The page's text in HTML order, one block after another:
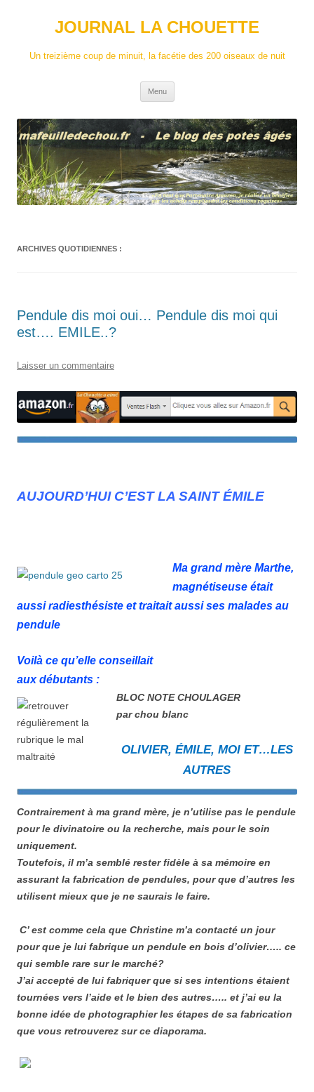
JOURNAL LA CHOUETTE
Un treizième coup de minuit, la facétie des 200 oiseaux de nuit
Menu
ARCHIVES QUOTIDIENNES :
Pendule dis moi oui… Pendule dis moi qui
est…. EMILE..?
Laisser un commentaire
AUJOURD’HUI C’EST LA SAINT ÉMILE
Ma grand mère Marthe,
magnétiseuse était
aussi radiesthésiste et traitait aussi ses malades au
pendule
Voilà ce qu’elle conseillait
aux débutants :
BLOC NOTE CHOULAGER
par chou blanc
OLIVIER, ÉMILE, MOI ET…LES
AUTRES
Contrairement à ma grand mère, je n’utilise pas le pendule
pour le divinatoire ou la recherche, mais pour le soin
uniquement.
Toutefois, il m’a semblé rester fidèle à sa mémoire en
assurant la fabrication de pendules, pour que d’autres les
utilisent mieux que je ne saurais le faire.
C’ est comme cela que Christine m’a contacté un jour
pour que je lui fabrique un pendule en bois d’olivier….. ce
qui semble rare sur le marché?
J’ai accepté de lui fabriquer que si ses intentions étaient
tournées vers l’aide et le bien des autres….. et j’ai eu la
bonne idée de photographier les étapes de sa fabrication
que vous retrouverez sur ce diaporama.